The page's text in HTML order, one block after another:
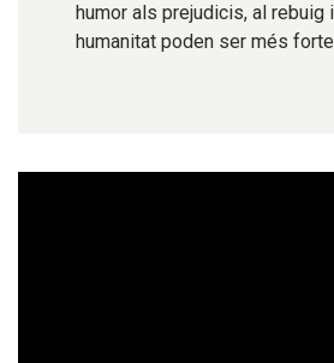
humor als prejudicis, al
humanitat poden ser més